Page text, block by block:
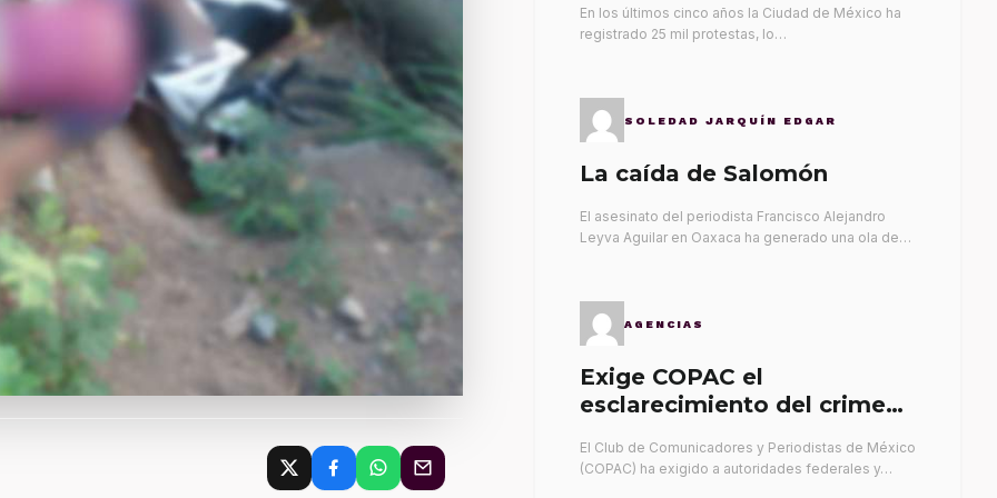
En los últimos cinco años la Ciudad de México ha
registrado 25 mil protestas, lo…
SOLEDAD JARQUÍN EDGAR
La caída de Salomón
El asesinato del periodista Francisco Alejandro
Leyva Aguilar en Oaxaca ha generado una ola de…
AGENCIAS
Exige COPAC el
esclarecimiento del crimen
El Club de Comunicadores y Periodistas de México
(COPAC) ha exigido a autoridades federales y…